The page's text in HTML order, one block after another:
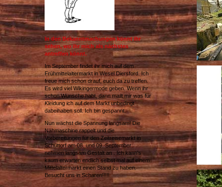
In den Bekanntmachungen könnt ihr
sehen, wo ihr mich als nächstes
antreffen könnt.
Im September findet ihr mich auf dem
Frühmittelaltermarkt in Wesel Diersford. Ich
freue mich schon drauf, euch da zu treffen.
Es wird viel Wikingermode geben. Wenn ihr
schon Wünsche habt, dann mailt mir was für
Kleidung ich auf dem Markt unbedingt
dabeihaben soll. Ich bin gespannt.
Nun wächst die Spannung langsam! Die
Nähmaschine rappelt und die
Vorbereitungen für den Zeitreisemarkt in
Schüttorf am 08. und 09. September
nehmen langsam Gestalt an . Ich kann's
kaum erwarten endlich selbst mal auf einem
Mittelaltermarkt einen Stand zu haben.
Besucht uns in Scharen!!!!!